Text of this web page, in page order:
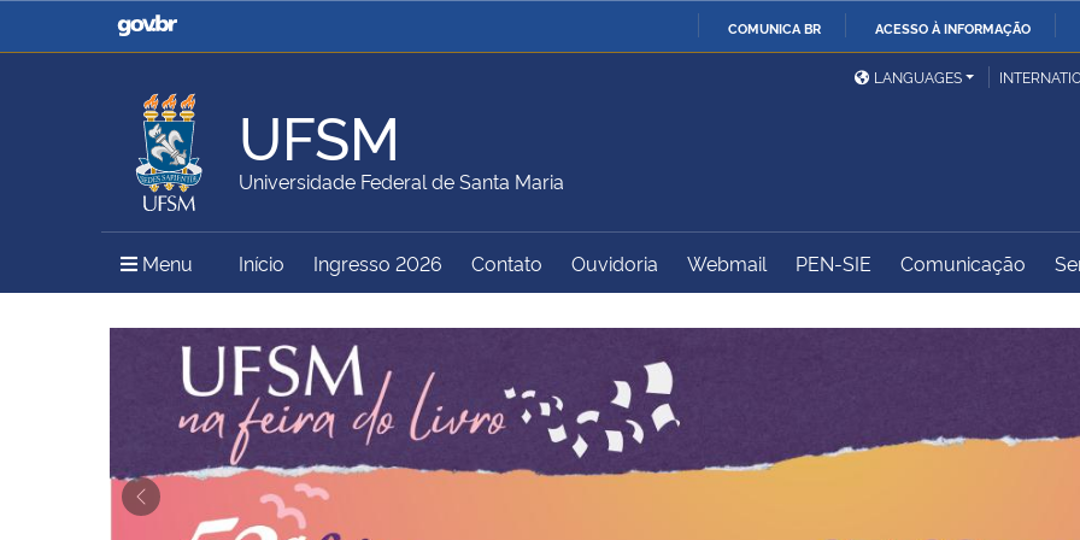
COMUNICA BR ACESSO À INFORMAÇÃO
Casa Civil
Ministério da Justiça e
Ministério da Defesa
Ministério das Relações
Exteriores
Ministério da Agricultura,
Pecuária e Abastecimento
Ministério da Educação
Ministério do Meio Ambiente Ministério do Turismo
Ministério do
Controladoria-Geral da
Secretaria de Governo
Gabinete de Segurança
Institucional
Advocacia-Geral da União
LANGUAGES
UFSM
Universidade Federal de Santa Maria
Menu Menu Principal do Sítio
Início Ingresso 2026 Contato Ouvidoria Webmail PEN-SIE Comunicação
Previous